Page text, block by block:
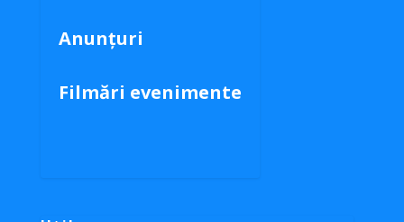
Anunțuri
Filmări evenimente